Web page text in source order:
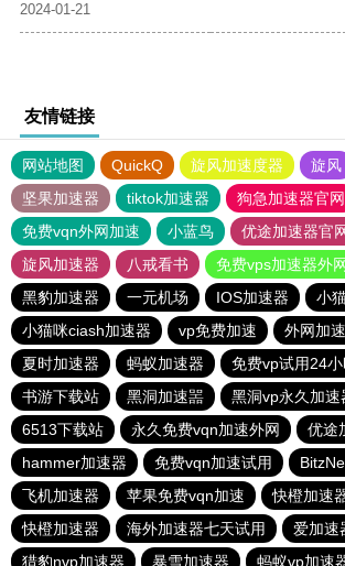
2024-01-21
友情链接
网站地图 QuickQ 旋风加速度器 旋风
坚果加速器
tiktok加速器
狗急加速器官网
免费vqn外网加速
小蓝鸟 优途加速器官
旋风加速器
八戒看书
免费vps加速器外
黑豹加速器
一元机场 IOS加速器
小
小猫咪ciash加速器
vp免费加速
外网加
夏时加速器
蚂蚁加速器 免费vp试用24
书游下载站
黑洞加速噐 黑洞vp永久加速
6513下载站
永久免费vqn加速外网
优途
hammer加速器
免费vqn加速试用
飞机加速器
苹果免费vqn加速 快橙加速
快橙加速器
海外加速器七天试用
爱加速
猎豹nvp加速器
暴雪加速器 蚂蚁vp加速